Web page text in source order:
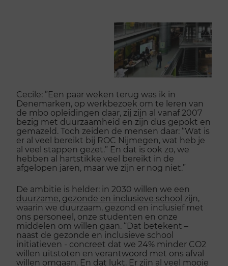
Cecile: ”Een paar weken terug was ik in
Denemarken, op werkbezoek om te leren van
de mbo opleidingen daar, zij zijn al vanaf 2007
bezig met duurzaamheid en zijn dus gepokt en
gemazeld. Toch zeiden de mensen daar: “Wat is
er al veel bereikt bij ROC Nijmegen, wat heb je
al veel stappen gezet.” En dat is ook zo, we
hebben al hartstikke veel bereikt in de
afgelopen jaren, maar we zijn er nog niet.”
De ambitie is helder: in 2030 willen we een
duurzame, gezonde en inclusieve school zijn,
waarin we duurzaam, gezond en inclusief met
ons personeel, onze studenten en onze
middelen om willen gaan. “Dat betekent –
naast de gezonde en inclusieve school
initiatieven - concreet dat we 24% minder CO2
willen uitstoten en verantwoord met ons afval
willen omgaan. En dat lukt. Er zijn al veel mooie